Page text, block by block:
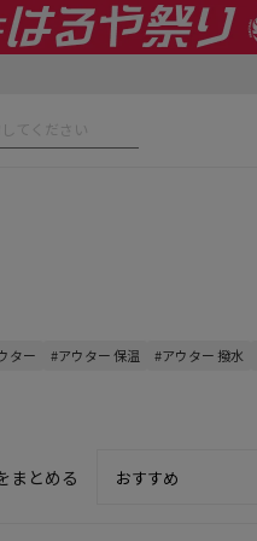
ター #アウター 保温 #アウター 撥水
まとめる